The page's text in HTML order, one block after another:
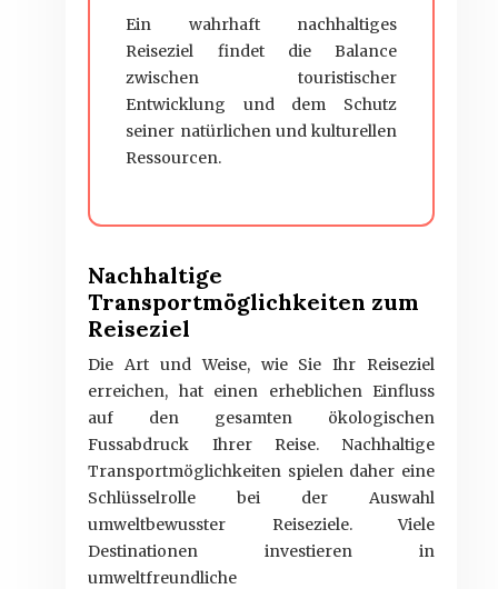
Ein wahrhaft nachhaltiges
Reiseziel findet die Balance
zwischen touristischer
Entwicklung und dem Schutz
seiner natürlichen und kulturellen
Ressourcen.
Nachhaltige
Transportmöglichkeiten zum
Reiseziel
Die Art und Weise, wie Sie Ihr Reiseziel
erreichen, hat einen erheblichen Einfluss
auf den gesamten ökologischen
Fussabdruck Ihrer Reise. Nachhaltige
Transportmöglichkeiten spielen daher eine
Schlüsselrolle bei der Auswahl
umweltbewusster Reiseziele. Viele
Destinationen investieren in
umweltfreundliche